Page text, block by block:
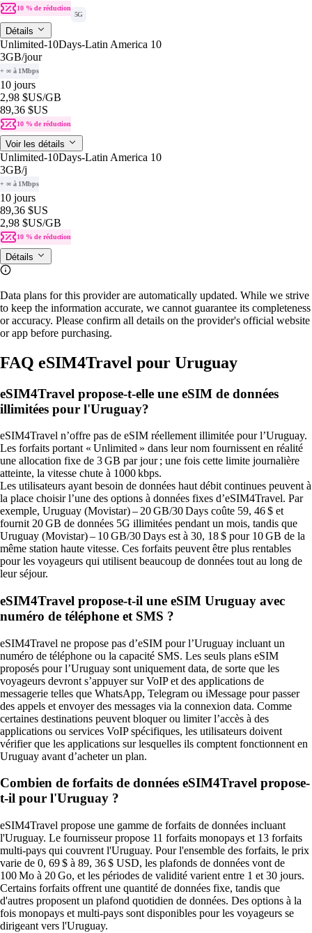
10 % de réduction
5G
Détails
Unlimited-10Days-Latin America 10
3GB/jour
+ ∞ à 1Mbps
10 jours
2,98 $US/GB
89,36 $US
10 % de réduction
Voir les détails
Unlimited-10Days-Latin America 10
3GB/j
+ ∞ à 1Mbps
10 jours
89,36 $US
2,98 $US/GB
10 % de réduction
Détails
Data plans for this provider are automatically updated. While we strive
to keep the information accurate, we cannot guarantee its completeness
or accuracy. Please confirm all details on the provider's official website
or app before purchasing.
FAQ eSIM4Travel pour Uruguay
eSIM4Travel propose-t-elle une eSIM de données
illimitées pour l'Uruguay?
eSIM4Travel n’offre pas de eSIM réellement illimitée pour l’Uruguay.
Les forfaits portant « Unlimited » dans leur nom fournissent en réalité
une allocation fixe de 3 GB par jour ; une fois cette limite journalière
atteinte, la vitesse chute à 1000 kbps.
Les utilisateurs ayant besoin de données haut débit continues peuvent à
la place choisir l’une des options à données fixes d’eSIM4Travel. Par
exemple, Uruguay (Movistar) – 20 GB/30 Days coûte 59, 46 $ et
fournit 20 GB de données 5G illimitées pendant un mois, tandis que
Uruguay (Movistar) – 10 GB/30 Days est à 30, 18 $ pour 10 GB de la
même station haute vitesse. Ces forfaits peuvent être plus rentables
pour les voyageurs qui utilisent beaucoup de données tout au long de
leur séjour.
eSIM4Travel propose‑t‑il une eSIM Uruguay avec
numéro de téléphone et SMS ?
eSIM4Travel ne propose pas d’eSIM pour l’Uruguay incluant un
numéro de téléphone ou la capacité SMS. Les seuls plans eSIM
proposés pour l’Uruguay sont uniquement data, de sorte que les
voyageurs devront s’appuyer sur VoIP et des applications de
messagerie telles que WhatsApp, Telegram ou iMessage pour passer
des appels et envoyer des messages via la connexion data. Comme
certaines destinations peuvent bloquer ou limiter l’accès à des
applications ou services VoIP spécifiques, les utilisateurs doivent
vérifier que les applications sur lesquelles ils comptent fonctionnent en
Uruguay avant d’acheter un plan.
Combien de forfaits de données eSIM4Travel propose-
t-il pour l'Uruguay ?
eSIM4Travel propose une gamme de forfaits de données incluant
l'Uruguay. Le fournisseur propose 11 forfaits monopays et 13 forfaits
multi-pays qui couvrent l'Uruguay. Pour l'ensemble des forfaits, le prix
varie de 0, 69 $ à 89, 36 $ USD, les plafonds de données vont de
100 Mo à 20 Go, et les périodes de validité varient entre 1 et 30 jours.
Certains forfaits offrent une quantité de données fixe, tandis que
d'autres proposent un plafond quotidien de données. Des options à la
fois monopays et multi-pays sont disponibles pour les voyageurs se
dirigeant vers l'Uruguay.